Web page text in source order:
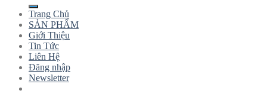
Trang Chủ
SẢN PHẨM
Giới Thiệu
Tin Tức
Liên Hệ
Đăng nhập
Newsletter